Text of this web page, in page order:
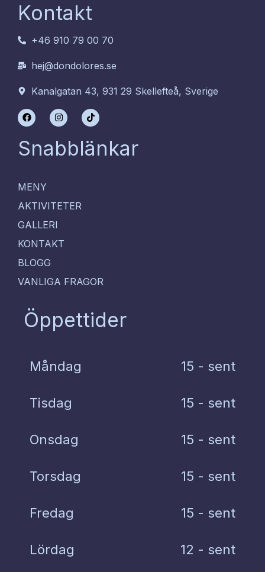
Kontakt
+46 910 79 00 70
hej@dondolores.se
Kanalgatan 43, 931 29 Skellefteå, Sverige
F
a
c
e
b
o
I
n
s
t
a
g
T
i
k
t
o
k
Snabblänkar
MENY
AKTIVITETER
GALLERI
KONTAKT
BLOGG
VANLIGA FRAGOR
Öppettider
Måndag 15 - sent
Tisdag 15 - sent
Onsdag 15 - sent
Torsdag 15 - sent
Fredag 15 - sent
Lördag 12 - sent